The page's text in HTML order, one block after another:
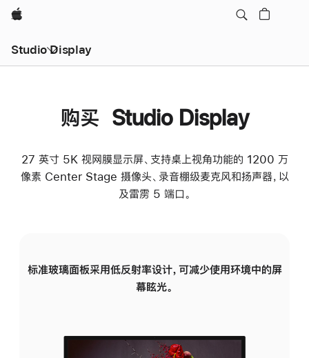
Apple
Studio Display
购买 Studio Display
27 英寸 5K 视网膜显示屏、支持桌上视角功能的 1200 万
像素 Center Stage 摄像头、录音棚级麦克风和扬声器，以
及雷雳 5 端口。
标准玻璃面板采用低反射率设计，可减少使用环境中的屏
幕眩光。